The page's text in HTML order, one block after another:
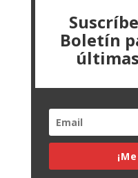
Boletín